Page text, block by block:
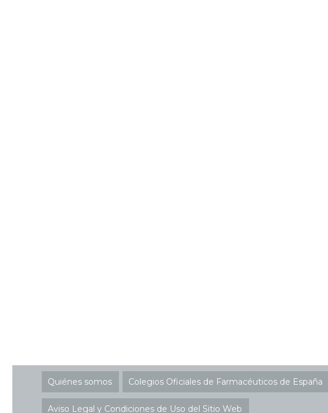
Quiénes somos Colegios Oficiales de Farmacéuticos de España
Aviso Legal y Condiciones de Uso del Sitio Web